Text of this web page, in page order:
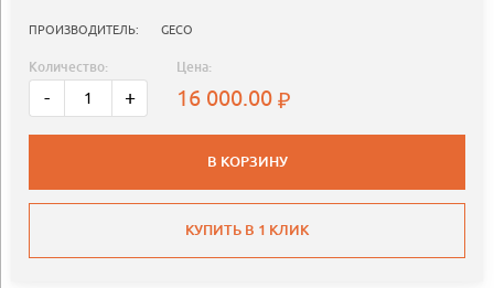
ПРОИЗВОДИТЕЛЬ: GECO
Количество:
- +
Цена:
16 000.00
В КОРЗИНУ
КУПИТЬ В 1 КЛИК